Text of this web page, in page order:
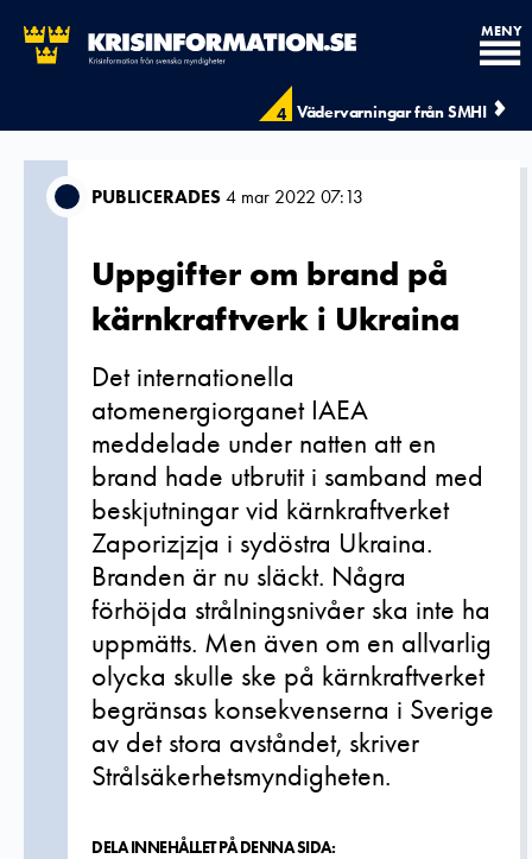
4 Vädervarningar från SMHI
MENY
PUBLICERADES4 mar 2022 07:13
Uppgifter om brand på
kärnkraftverk i Ukraina
Det internationella
atomenergiorganet IAEA
meddelade under natten att en
brand hade utbrutit i samband med
beskjutningar vid kärnkraftverket
Zaporizjzja i sydöstra Ukraina.
Branden är nu släckt. Några
förhöjda strålningsnivåer ska inte ha
uppmätts. Men även om en allvarlig
olycka skulle ske på kärnkraftverket
begränsas konsekvenserna i Sverige
av det stora avståndet, skriver
Strålsäkerhetsmyndigheten.
DELA INNEHÅLLET PÅ DENNA SIDA: